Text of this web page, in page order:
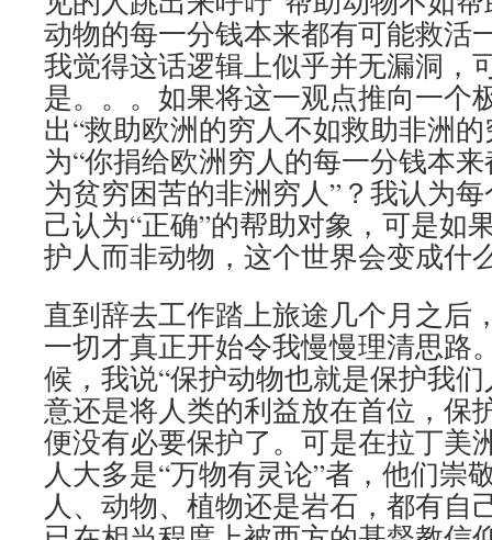
动物的每一分钱本来都有可能救活
我觉得这话逻辑上似乎并无漏洞，
是。。。如果将这一观点推向一个
出“救助欧洲的穷人不如救助非洲
为“你捐给欧洲穷人的每一分钱本
为贫穷困苦的非洲穷人”？我认为
己认为“正确”的帮助对象，可是如
护人而非动物，这个世界会变成什
直到辞去工作踏上旅途几个月之后
一切才真正开始令我慢慢理清思路
候，我说“保护动物也就是保护我
意还是将人类的利益放在首位，保
便没有必要保护了。可是在拉丁美
人大多是“万物有灵论”者，他们崇
人、动物、植物还是岩石，都有自